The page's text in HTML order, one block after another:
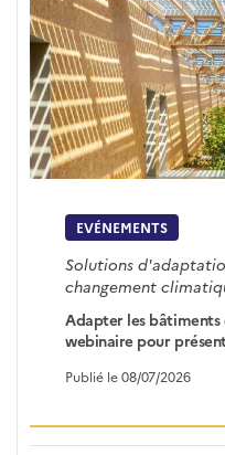
EVÉNEMENTS
Solutions
changement
Adapter les bâtiments
webinaire pour
Publié le 08/07/2026